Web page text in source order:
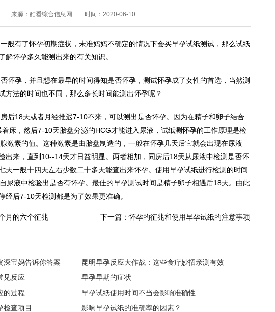
来源： 酷看综合信息网 时间：2020-06-10
般有了怀孕初期症状，未准妈妈不确定的情况下会买早孕试纸测试，那么试纸
解怀孕多久能测出来的有关知识。
怀孕，并且想在最早的时间得知是否怀孕，测试怀孕成了女性的首选，当然测
方法的时间也不同，那么多长时间能测出怀孕呢？
后18天或者月经推迟7-10不来，可以测出是否怀孕。因为在精子和卵子结合
床，然后7-10天胎盘分泌的HCG才能进入尿液，试纸测怀孕的工作原理是检
激素的值。这种激素是由胎盘制造的，一般在怀孕几天后它就会出现在尿液
出来，直到10--14天才日益明显。两者相加，同房后18天从尿液中检测是否怀
天一般十四天左右少数二十多天能查出来怀孕。使用早孕试纸进行检测的时间
尿液中检验出是否有怀孕。最佳的早孕测试时间是精子卵子相遇后18天。由此
经后7-10天检测都是为了效果更准确。
月的六个征兆 下一篇：怀孕的征兆和使用早孕试纸的注意事项
深宝妈告诉你答案
昆明早孕反应大作战：这些食疗妙招亲测有效
见反应
早孕早期的症状
的过程
早孕试纸使用时间不当会影响准确性
检查项目
影响早孕试纸的准确率的因素？